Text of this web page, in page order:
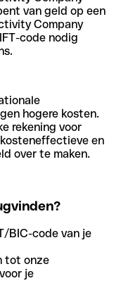
van geld op een
Company
code nodig
hogere kosten.
rekening voor
en
over te maken.
BIC-code van je
tot onze
je